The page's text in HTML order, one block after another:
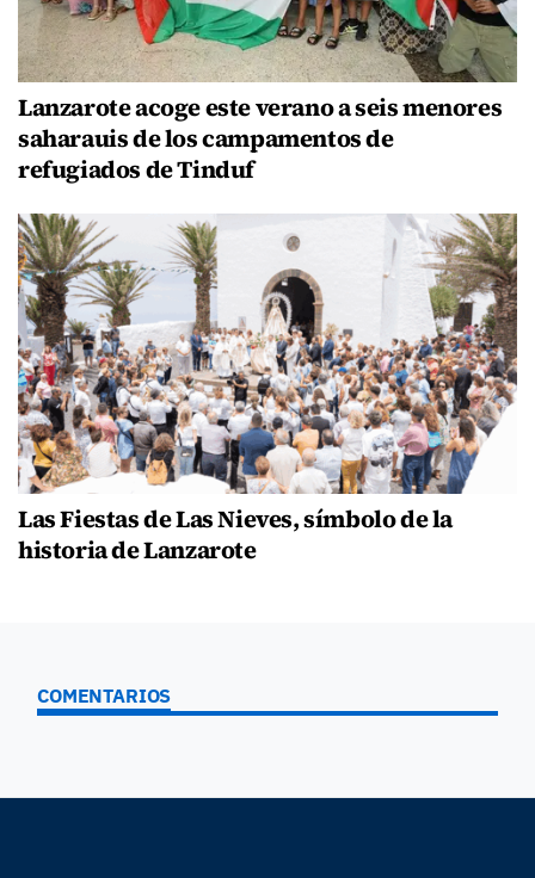
Lanzarote acoge este verano a seis menores
saharauis de los campamentos de
refugiados de Tinduf
Las Fiestas de Las Nieves, símbolo de la
historia de Lanzarote
COMENTARIOS